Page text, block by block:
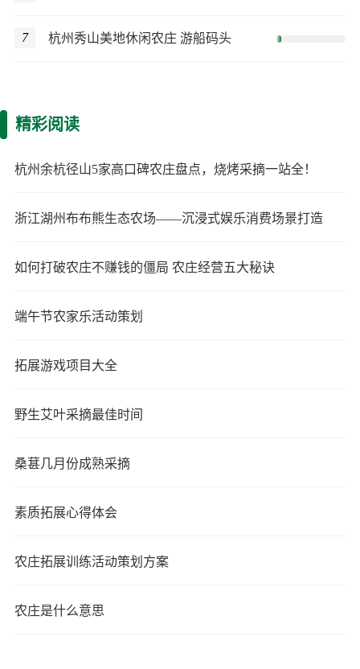
7 杭州秀山美地休闲农庄 游船码头
精彩阅读
杭州余杭径山5家高口碑农庄盘点，烧烤采摘一站全！
浙江湖州布布熊生态农场——沉浸式娱乐消费场景打造
如何打破农庄不赚钱的僵局 农庄经营五大秘诀
端午节农家乐活动策划
拓展游戏项目大全
野生艾叶采摘最佳时间
桑葚几月份成熟采摘
素质拓展心得体会
农庄拓展训练活动策划方案
农庄是什么意思